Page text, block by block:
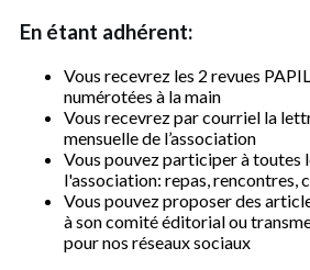
En étant adhérent:
Vous recevrez les 2 revues
numérotées à la main
Vous recevrez par courriel la
mensuelle de l’association
Vous pouvez participer à toutes
l'association: repas, rencontres,
Vous pouvez proposer des
à son comité éditorial ou
pour nos réseaux sociaux